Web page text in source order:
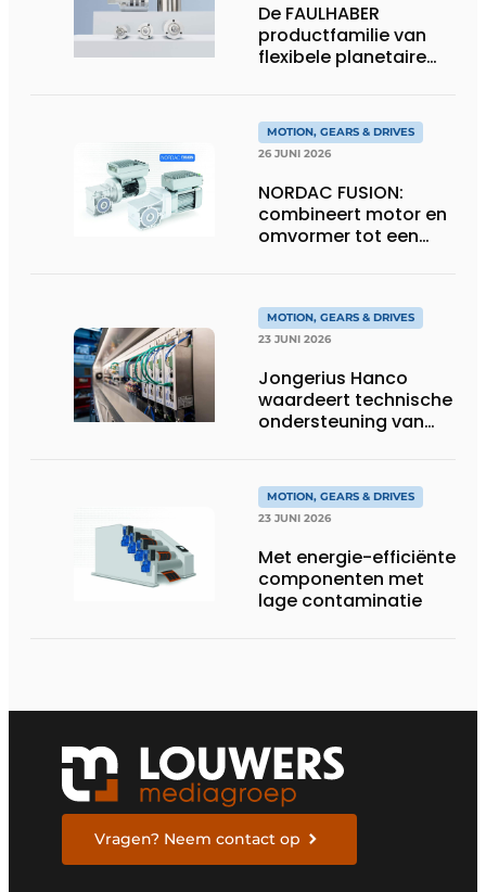
De FAULHABER
productfamilie van
flexibele planetaire
MOTION, GEARS & DRIVES
26 JUNI 2026
NORDAC FUSION:
combineert motor en
omvormer tot een
eenheid
MOTION, GEARS & DRIVES
23 JUNI 2026
Jongerius Hanco
waardeert technische
ondersteuning van
MOTION, GEARS & DRIVES
23 JUNI 2026
Met energie-efficiënte
componenten met
lage contaminatie
Vragen? Neem contact op